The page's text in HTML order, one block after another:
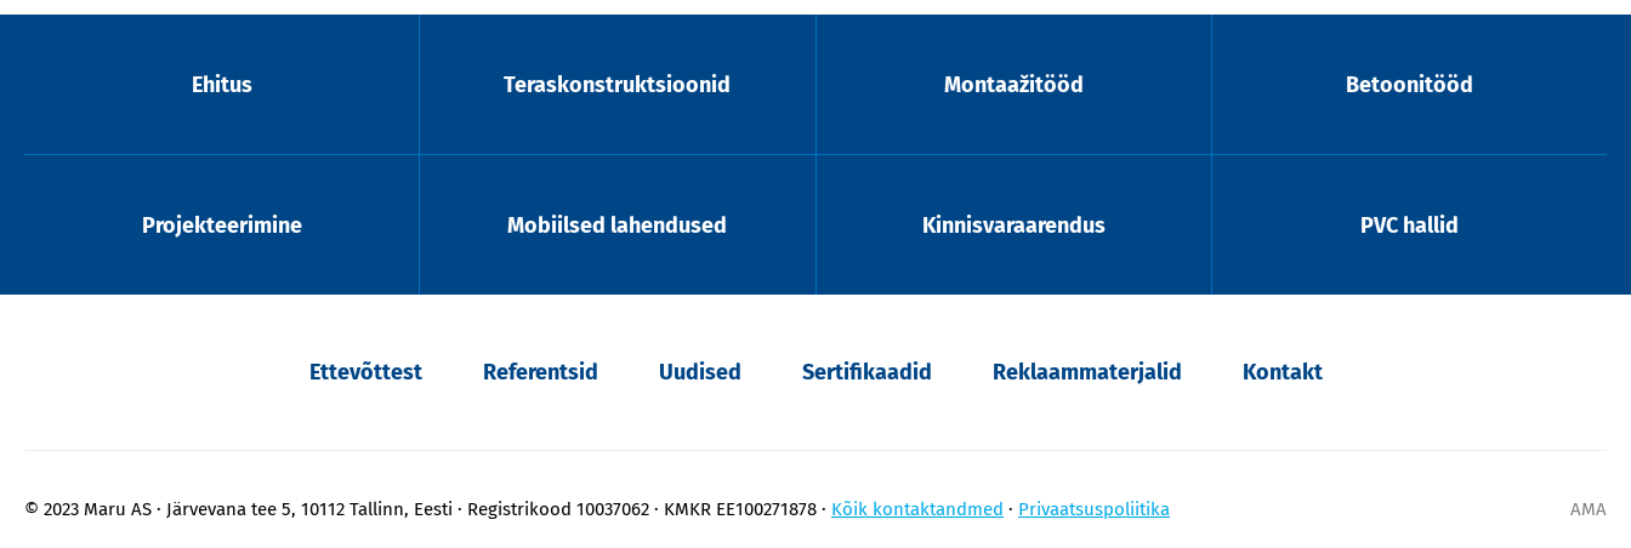
Ehitus Teraskonstruktsioonid Montaažitööd Betoonitööd
Projekteerimine Mobiilsed lahendused Kinnisvaraarendus PVC hallid
Ettevõttest Referentsid Uudised Sertifikaadid Reklaammaterjalid Kontakt
© 2023 Maru AS Järvevana tee 5, 10112 Tallinn, Eesti Registrikood 10037062 KMKR EE100271878 Kõik kontaktandmed Privaatsuspoliitika AMA